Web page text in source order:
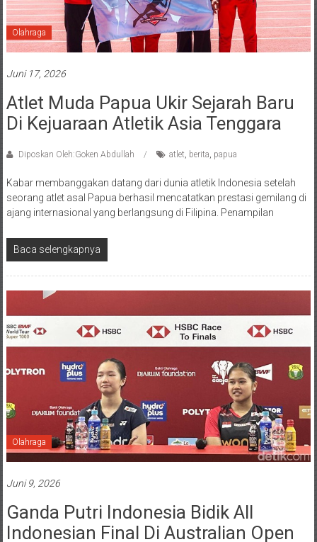
Olahraga
Juni 17, 2026
Atlet Muda Papua Ukir Sejarah Baru
Di Kejuaraan Atletik Asia Tenggara
Diposkan Oleh:Goken Abdullah atlet berita papua
Kabar membanggakan datang dari dunia atletik Indonesia setelah
seorang atlet asal Papua berhasil mencatatkan prestasi gemilang di
ajang internasional yang berlangsung di Filipina. Penampilan
Baca selengkapnya
Olahraga
Juni 9, 2026
Ganda Putri Indonesia Bidik All
Indonesian Final Di Australian Open